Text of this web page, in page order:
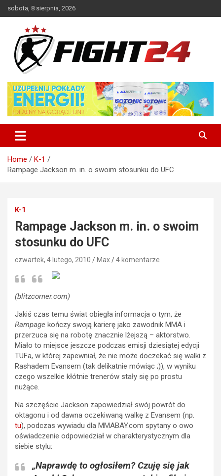
to
sobota, 8 sierpnia, 2026
FIGHT24.PL – MMA i K-1, UFC
Home
K-1
Rampage Jackson m. in. o swoim stosunku do UFC
K-1
Rampage Jackson m. in. o swoim
stosunku do UFC
czwartek, 4 lutego, 2010 Max 4 komentarze
(blitzcorner.com)
Jakiś czas temu świat obiegła informacja o tym, że
Rampage kończy swoją karierę jako zawodnik MMA i
przerzuca się na robotę znacznie lżejszą – aktorstwo.
Miało to miejsce jeszcze podczas emisji dziesiątej edycji
TUFa, w której zapewniał, że nie może doczekać się walki z
Rashadem Evansem (tak delikatnie mówiąc ;)), w wyniku
czego wszelkie kłótnie trenerów stały się po prostu
nużące.
Na szczęście Jackson zapowiedział swój powrót do
oktagonu i od dawna oczekiwaną walkę z Evansem (np.
tu), podczas wywiadu dla MMABAY.com spytany o owo
oświadczenie odpowiedział w charakterystycznym dla
siebie stylu:
„Naprawdę to ogłosiłem? Czuję się jak